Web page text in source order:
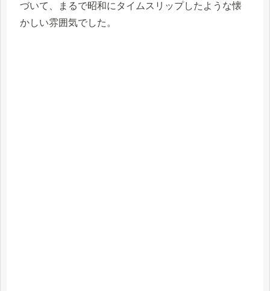
づいて、まるで昭和にタイムスリップしたような懐
かしい雰囲気でした。